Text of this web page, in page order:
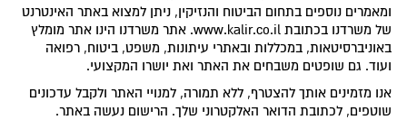
ומאמרים נוספים בתחום הביטוח והנזיקין, ניתן למצוא באתר האינטרנט
של משרדנו בכתובת www.kalir.co.il. אתר משרדנו הינו אתר מומלץ
באוניברסיטאות, במכללות ובאתרי עיתונות, משפט, ביטוח, רפואה
ועוד. גם שופטים משבחים את האתר ואת יושרו המקצועי.
אנו מזמינים אותך להצטרף, ללא תמורה, למנויי האתר ולקבל עדכונים
שוטפים, לכתובת הדואר האלקטרוני שלך. הרישום נעשה באתר.